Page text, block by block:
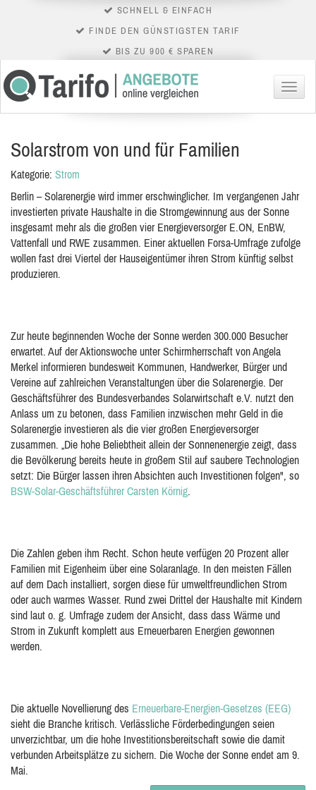
SCHNELL & EINFACH
FINDE DEN GÜNSTIGSTEN TARIF
BIS ZU 900 € SPAREN
Menü
Solarstrom von und für Familien
Kategorie: Strom
Berlin – Solarenergie wird immer erschwinglicher. Im vergangenen Jahr
investierten private Haushalte in die Stromgewinnung aus der Sonne
insgesamt mehr als die großen vier Energieversorger E.ON, EnBW,
Vattenfall und RWE zusammen. Einer aktuellen Forsa-Umfrage zufolge
wollen fast drei Viertel der Hauseigentümer ihren Strom künftig selbst
produzieren.
Zur heute beginnenden Woche der Sonne werden 300.000 Besucher
erwartet. Auf der Aktionswoche unter Schirmherrschaft von Angela
Merkel informieren bundesweit Kommunen, Handwerker, Bürger und
Vereine auf zahlreichen Veranstaltungen über die Solarenergie. Der
Geschäftsführer des Bundesverbandes Solarwirtschaft e.V. nutzt den
Anlass um zu betonen, dass Familien inzwischen mehr Geld in die
Solarenergie investieren als die vier großen Energieversorger
zusammen. „Die hohe Beliebtheit allein der Sonnenenergie zeigt, dass
die Bevölkerung bereits heute in großem Stil auf saubere Technologien
setzt: Die Bürger lassen ihren Absichten auch Investitionen folgen", so
BSW-Solar-Geschäftsführer Carsten Körnig.
Die Zahlen geben ihm Recht. Schon heute verfügen 20 Prozent aller
Familien mit Eigenheim über eine Solaranlage. In den meisten Fällen
auf dem Dach installiert, sorgen diese für umweltfreundlichen Strom
oder auch warmes Wasser. Rund zwei Drittel der Haushalte mit Kindern
sind laut o. g. Umfrage zudem der Ansicht, dass dass Wärme und
Strom in Zukunft komplett aus Erneuerbaren Energien gewonnen
werden.
Die aktuelle Novellierung des Erneuerbare-Energien-Gesetzes (EEG)
sieht die Branche kritisch. Verlässliche Förderbedingungen seien
unverzichtbar, um die hohe Investitionsbereitschaft sowie die damit
verbunden Arbeitsplätze zu sichern. Die Woche der Sonne endet am 9.
Mai.